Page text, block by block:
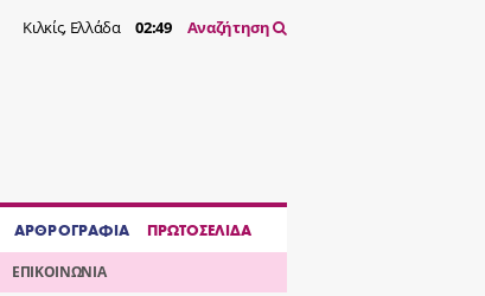
Κιλκίς, Ελλάδα 02:49 Αναζήτηση
ΑΡΘΡΟΓΡΑΦΙΑ ΠΡΩΤΟΣΕΛΙΔΑ
ΕΠΙΚΟΙΝΩΝΙΑ